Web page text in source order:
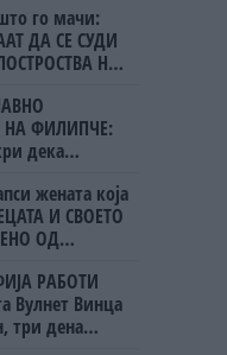
го мачи:
ДА СЕ СУДИ
НА
ФИЛИПЧЕ:
дека
кешжената која
И СВОЕТО
ОД
Вулнет Винца
три дена